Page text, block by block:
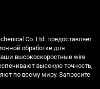
Co. Ltd. предоставляет
обработке для
высокоскоростные wire
высокую точность,
по всему миру. Запросите